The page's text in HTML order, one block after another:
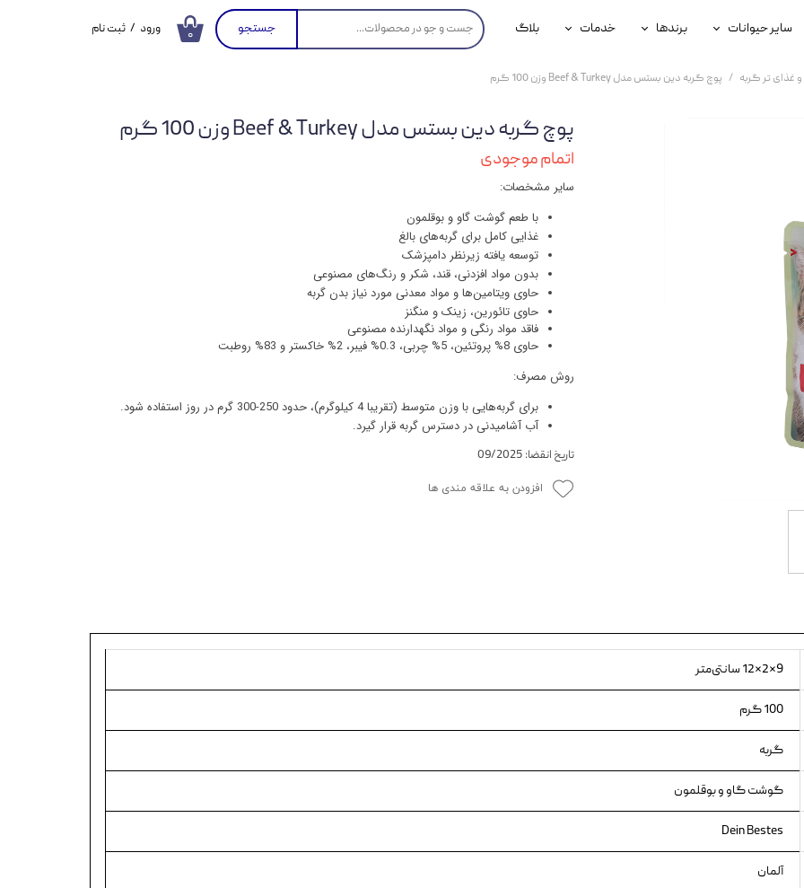
۰ جستجو سایر حیوانات
محصولات پرندگان
برندها خدمات
خدمات آنلاین دامپزشکی
بلاگ ورود / ثبت نام
سفارشات
غذای تر گربه پوچ گربه دین بستس مدل Beef & Turkey وزن 100 گرم
پوچ گربه دین بستس مدل Beef & Turkey وزن 100 گرم
اتمام موجودی
سایر مشخصات:
با طعم گوشت گاو و بوقلمون
غذایی کامل برای گربه‌های بالغ
توسعه یافته زیرنظر دامپزشک
بدون مواد افزدنی، قند، شکر و رنگ‌های مصنوعی
حاوی ویتامین‌ها و مواد معدنی مورد نیاز بدن گربه
حاوی تائورین، زینک و منگنز
فاقد مواد رنگی و مواد نگهدارنده مصنوعی
حاوی 8% پروتئین، 5% چربی، 0.3% فیبر، 2% خاکستر و 83% روطبت
روش مصرف:
برای گربه‌هایی با وزن متوسط (تقریبا 4 کیلوگرم)، حدود 250-300 گرم در روز استفاده شود.
آب آشامیدنی در دسترس گربه قرار گیرد.
تاریخ انقضا: 09/2025
افزودن به علاقه مندی ها
9×2×12 سانتی‌متر
100 گرم
گربه
گوشت گاو و بوقلمون
Dein Bestes
آلمان